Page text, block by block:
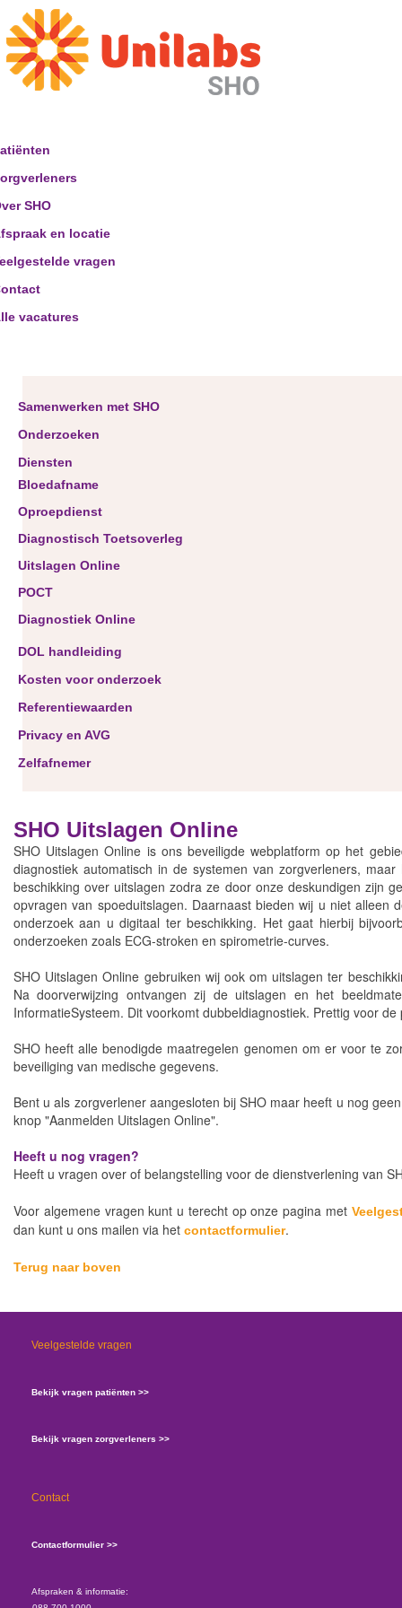
SHO
en locatie
vragen
vacatures
Samenwerken met SHO
Onderzoeken
Diensten
Bloedafname
Oproepdienst
Diagnostisch Toetsoverleg
Uitslagen Online
POCT
Diagnostiek Online
DOL handleiding
Kosten voor onderzoek
Referentiewaarden
Privacy en AVG
Zelfafnemer
SHO Uitslagen Online
SHO Uitslagen Online is ons beveiligde webplatform op het
diagnostiek automatisch in de systemen van zorgverleners,
beschikking over uitslagen zodra ze door onze deskundigen zijn
opvragen van spoeduitslagen. Daarnaast bieden wij u niet
onderzoek aan u digitaal ter beschikking. Het gaat hierbij
onderzoeken zoals ECG-stroken en spirometrie-curves.
SHO Uitslagen Online gebruiken wij ook om uitslagen ter
Na doorverwijzing ontvangen zij de uitslagen en het
InformatieSysteem. Dit voorkomt dubbeldiagnostiek. Prettig voor
SHO heeft alle benodigde maatregelen genomen om er voor te
beveiliging van medische gegevens.
Bent u als zorgverlener aangesloten bij SHO maar heeft u nog
knop "Aanmelden Uitslagen Online".
Heeft u nog vragen?
Heeft u vragen over of belangstelling voor de dienstverlening van
Voor algemene vragen kunt u terecht op onze pagina met
dan kunt u ons mailen via het contactformulier.
Terug naar boven
Veelgestelde vragen
Bekijk vragen patiënten >>
Bekijk vragen zorgverleners >>
Contact
Contactformulier >>
Afspraken & informatie: